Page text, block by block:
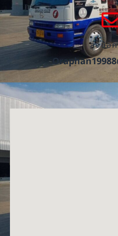
ส่งข้อ